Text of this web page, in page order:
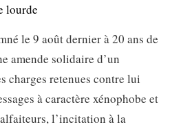
lourde
le 9 août dernier à 20 ans de
amende solidaire d’un
charges retenues contre lui
à caractère xénophobe et
l’incitation à la